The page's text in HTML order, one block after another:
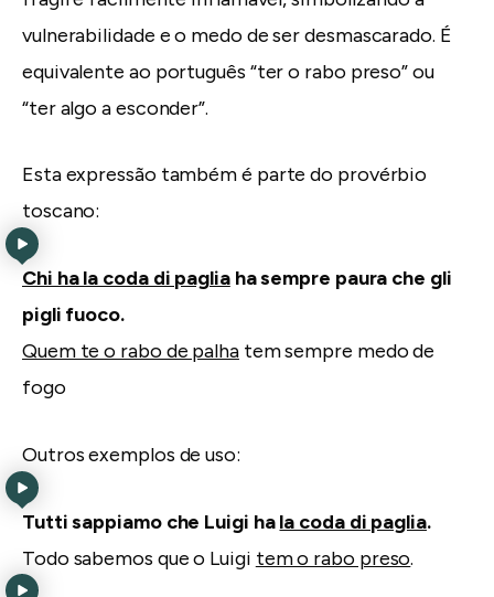
vulnerabilidade e o medo de ser desmascarado. É
equivalente ao português “ter o rabo preso” ou
“ter algo a esconder”.
Esta expressão também é parte do provérbio
toscano:
Chi ha la coda di pagliaha sempre paura che gli
pigli fuoco.
Quem te o rabo de palhatem sempre medo de
fogo
Outros exemplos de uso:
Tutti sappiamo che Luigi hala coda di paglia.
Todo sabemos que o Luigi tem o rabo preso.